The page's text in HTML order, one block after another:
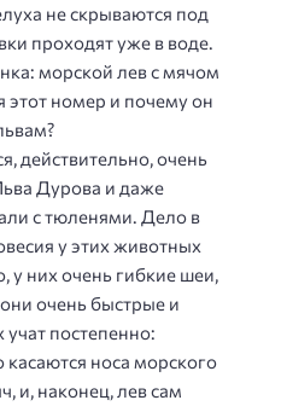
не скрываются под
проходят уже в воде.
морской лев с мячом
этот номер и почему он
действительно, очень
Дурова и даже
с тюленями. Дело в
у этих животных
у них очень гибкие шеи,
очень быстрые и
постепенно:
носа морского
и, наконец, лев сам